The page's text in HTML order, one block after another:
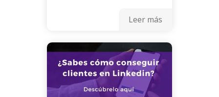
Leer más